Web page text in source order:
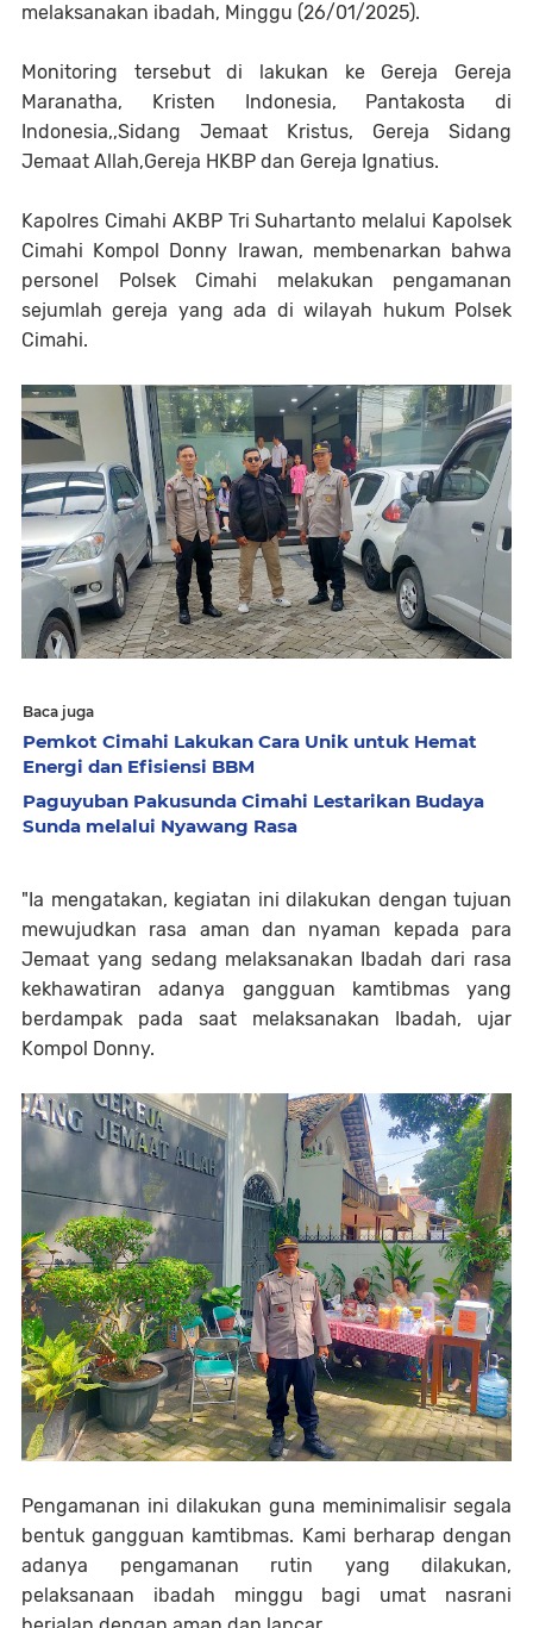
melaksanakan ibadah, Minggu (26/01/2025).
Monitoring tersebut di lakukan ke Gereja Gereja
Maranatha, Kristen Indonesia, Pantakosta di
Indonesia,,Sidang Jemaat Kristus, Gereja Sidang
Jemaat Allah,Gereja HKBP dan Gereja Ignatius.
Kapolres Cimahi AKBP Tri Suhartanto melalui Kapolsek
Cimahi Kompol Donny Irawan, membenarkan bahwa
personel Polsek Cimahi melakukan pengamanan
sejumlah gereja yang ada di wilayah hukum Polsek
Cimahi.
Baca juga
Pemkot Cimahi Lakukan Cara Unik untuk Hemat
Energi dan Efisiensi BBM
Paguyuban Pakusunda Cimahi Lestarikan Budaya
Sunda melalui Nyawang Rasa
"Ia mengatakan, kegiatan ini dilakukan dengan tujuan
mewujudkan rasa aman dan nyaman kepada para
Jemaat yang sedang melaksanakan Ibadah dari rasa
kekhawatiran adanya gangguan kamtibmas yang
berdampak pada saat melaksanakan Ibadah, ujar
Kompol Donny.
Pengamanan ini dilakukan guna meminimalisir segala
bentuk gangguan kamtibmas. Kami berharap dengan
adanya pengamanan rutin yang dilakukan,
pelaksanaan ibadah minggu bagi umat nasrani